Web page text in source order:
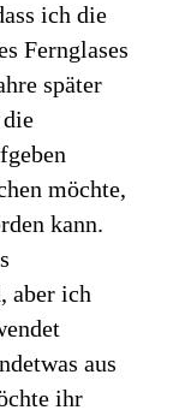
ich die
Fernglases
später
möchte,
kann.
aber ich
aus
ihr